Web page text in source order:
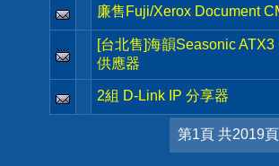
廉售Fuji/Xerox Document
[台北售]海韻Seasonic
供應器
2組 D-Link IP 分享器
第1頁 共2019頁